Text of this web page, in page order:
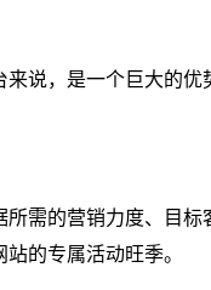
说，是一个巨大的优
需的营销力度、目
的专属活动旺季。